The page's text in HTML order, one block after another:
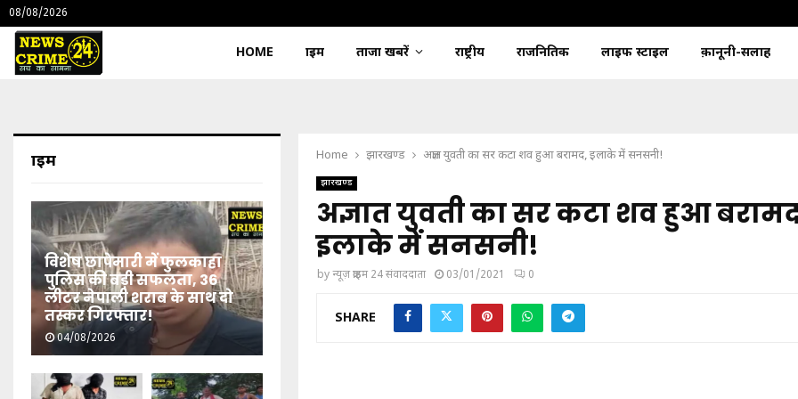
08/08/2026
HOME क्राइम ताजा खबरें राष्ट्रीय राजनितिक लाइफ स्टाइल क़ानूनी-सलाह
Home झारखण्ड अज्ञात युवती का सर कटा शव हुआ बरामद, इलाके में सनसनी!
झारखण्ड
अज्ञात युवती का सर कटा शव हुआ
इलाके में सनसनी!
byन्यूज़ क्राइम 24 संवाददाता 03/01/2021 0
SHARE
क्राइम
विशेष छापेमारी में फुलकाहा
पुलिस की बड़ी सफलता, 36
लीटर नेपाली शराब के साथ दो
तस्कर गिरफ्तार!
04/08/2026